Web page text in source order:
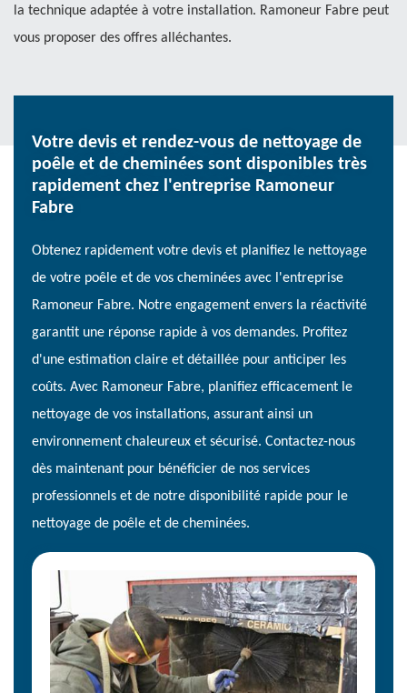
la technique adaptée à votre installation. Ramoneur Fabre peut
vous proposer des offres alléchantes.
Votre devis et rendez-vous de nettoyage de
poêle et de cheminées sont disponibles très
rapidement chez l'entreprise Ramoneur
Fabre
Obtenez rapidement votre devis et planifiez le nettoyage
de votre poêle et de vos cheminées avec l'entreprise
Ramoneur Fabre. Notre engagement envers la réactivité
garantit une réponse rapide à vos demandes. Profitez
d'une estimation claire et détaillée pour anticiper les
coûts. Avec Ramoneur Fabre, planifiez efficacement le
nettoyage de vos installations, assurant ainsi un
environnement chaleureux et sécurisé. Contactez-nous
dès maintenant pour bénéficier de nos services
professionnels et de notre disponibilité rapide pour le
nettoyage de poêle et de cheminées.